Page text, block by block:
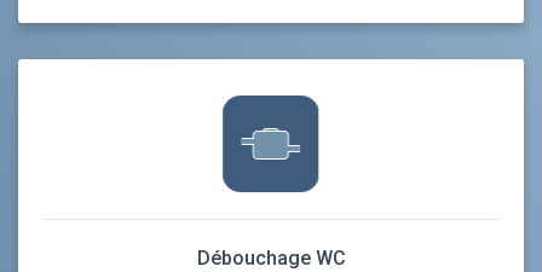
Débouchage WC